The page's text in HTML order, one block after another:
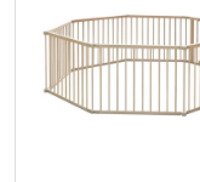
je dôležité
hračky by mali
efektívne